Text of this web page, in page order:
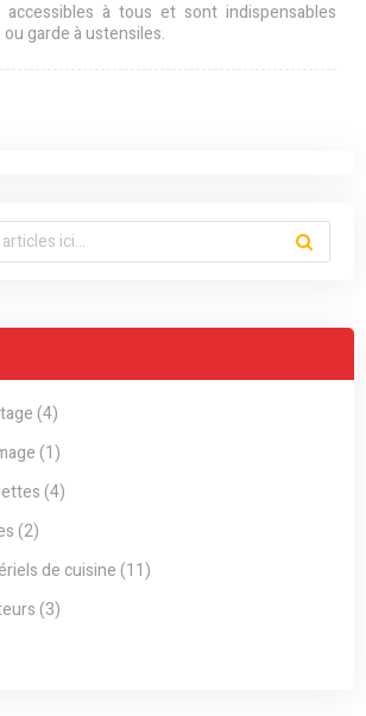
accessibles à tous et sont indispensables
garde à ustensiles.
(4)
(1)
(4)
(2)
de cuisine (11)
(3)